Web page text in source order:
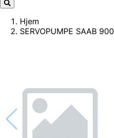
Hjem
SERVOPUMPE SAAB 900